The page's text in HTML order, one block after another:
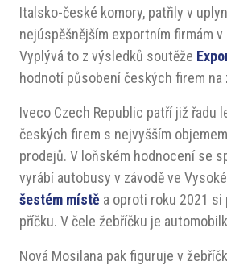
Italsko-české komory, patřily v
nejúspěšnějším exportním firmám
Vyplývá to z výsledků soutěže
hodnotí působení českých firem
Iveco Czech Republic patří již řadu
českých firem s nejvyšším
prodejů. V loňském hodnocení se
vyrábí autobusy v závodě ve
šestém místě a oproti roku 2021 si
příčku. V čele žebříčku je
Nová Mosilana pak figuruje v